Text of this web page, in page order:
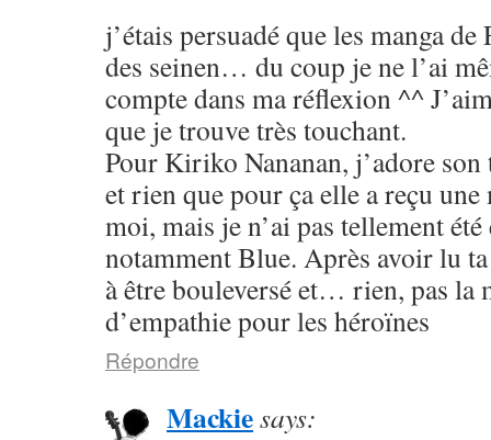
j’étais persuadé que les manga
des seinen… du coup je ne l’ai
compte dans ma réflexion ^^
que je trouve très touchant.
Pour Kiriko Nananan, j’adore
et rien que pour ça elle a reçu
moi, mais je n’ai pas tellement
notamment Blue. Après avoir lu
à être bouleversé et… rien, pas la
d’empathie pour les héroïnes
Répondre
Mackiesays: